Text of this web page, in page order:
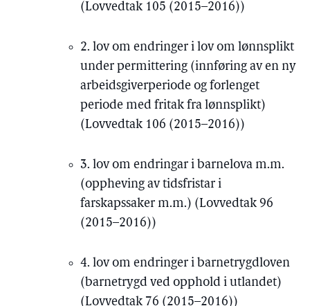
(Lovvedtak 105 (2015–2016))
2. lov om endringer i lov om lønnsplikt
under permittering (innføring av en ny
arbeidsgiverperiode og forlenget
periode med fritak fra lønnsplikt)
(Lovvedtak 106 (2015–2016))
3. lov om endringar i barnelova m.m.
(oppheving av tidsfristar i
farskapssaker m.m.) (Lovvedtak 96
(2015–2016))
4. lov om endringer i barnetrygdloven
(barnetrygd ved opphold i utlandet)
(Lovvedtak 76 (2015–2016))